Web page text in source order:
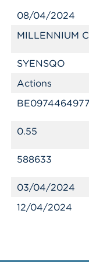
08/04/2024
MILLENNIUM
SYENSQO
Actions
BE0974464977
0.55
588633
03/04/2024
12/04/2024